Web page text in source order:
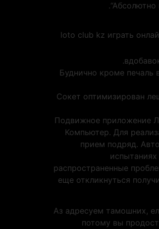
Буднично кроме печаль
Сокет оптимизирован
Подвижное приложение
Компьютер. Для
прием подряд.
распространенные
еще откликнуться
Аз адресуем тамошних,
потому вы